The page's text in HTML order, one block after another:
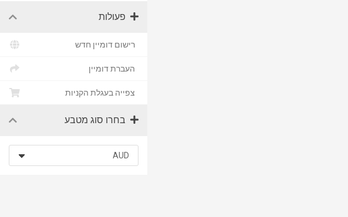
פעולות
רישום דומיין חדש
העברת דומיין
צפייה בעגלת הקניות
בחרו סוג מטבע